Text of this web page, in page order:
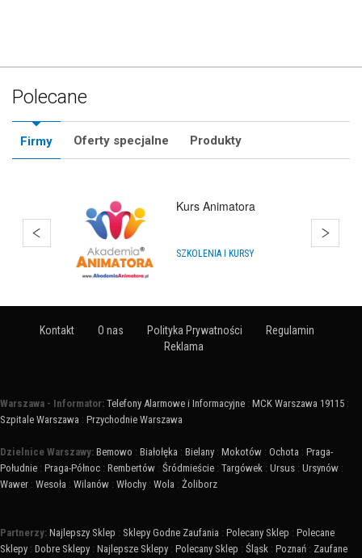
Polecane
Firmy Oferty specjalne Produkty
Kurs Animatora
SZKOLENIA I KURSY
Kontakt O nas Polityka Prywatności
Regulamin
Reklama
Warszawa - Informator: Telefony Alarmowe i Informacyjne : MCK Warszawa 19115 :
Szpitale Warszawa : Przychodnie Warszawa
Dzielnice Warszawy: Bemowo : Białołęka : Bielany : Mokotów : Ochota : Praga-
Południe : Praga-Północ : Rembertów : Śródmieście : Targówek : Ursus : Ursynów :
Wawer : Wesoła : Wilanów : Włochy : Wola : Żoliborz
Partnerzy: Najlepszy Sklep : Sklepy Godne Zaufania : Polecany Sklep : Polecane
Sklepy : Dobre Sklepy : Najlepsze Sklepy : Polecany Sklep : Śląsk : Poznań : Zaufane